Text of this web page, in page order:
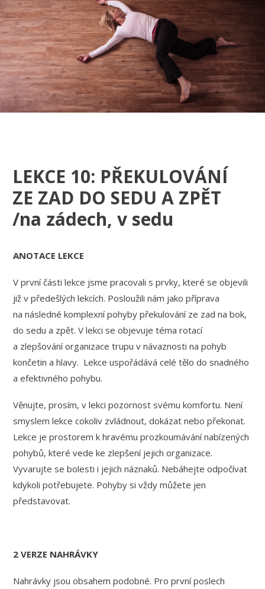
LEKCE 10: PŘEKULOVÁNÍ
ZE ZAD DO SEDU A ZPĚT
/na zádech, v sedu
ANOTACE LEKCE
V první části lekce jsme pracovali s prvky, které se objevili
již v předešlých lekcích. Posloužili nám jako příprava
na následné komplexní pohyby překulování ze zad na bok,
do sedu a zpět. V lekci se objevuje téma rotací
a zlepšování organizace trupu v návaznosti na pohyb
končetin a hlavy. Lekce uspořádává celé tělo do snadného
a efektivného pohybu.
Věnujte, prosím, v lekci pozornost svému komfortu. Není
smyslem lekce cokoliv zvládnout, dokázat nebo překonat.
Lekce je prostorem k hravému prozkoumávání nabízených
pohybů, které vede ke zlepšení jejich organizace.
Vyvarujte se bolesti i jejich náznaků. Nebáhejte odpočívat
kdykoli potřebujete. Pohyby si vždy můžete jen
představovat.
2 VERZE NAHRÁVKY
Nahrávky jsou obsahem podobné. Pro první poslech